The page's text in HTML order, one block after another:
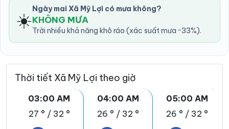
☀️ Ngày mai Xã Mỹ Lợi có mưa không?
KHÔNG MƯA
Trời nhiều khả năng khô ráo (xác suất mưa ~33%).
Thời tiết Xã Mỹ Lợi theo giờ
03:00 AM
27 ° / 32 °
04:00 AM
26 ° / 32 °
05:00 AM
26 ° / 32 °